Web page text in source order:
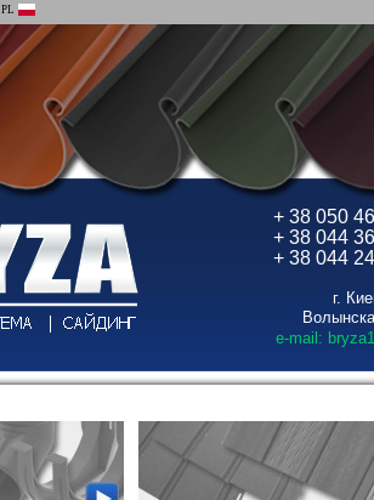
PL
+ 38 050
+ 38 044
+ 38 044
г.
e-mail: